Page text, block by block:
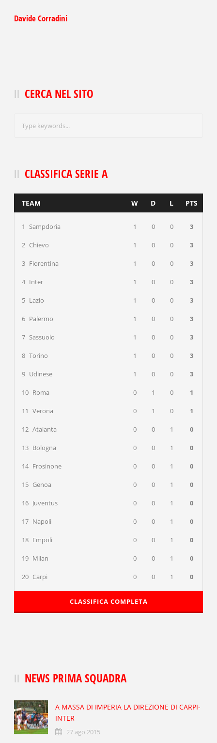
Davide Corradini
CERCA NEL SITO
CLASSIFICA SERIE A
TEAM W D L PTS
1 Sampdoria 1 0 0 3
2 Chievo 1 0 0 3
3 Fiorentina 1 0 0 3
4 Inter 1 0 0 3
5 Lazio 1 0 0 3
6 Palermo 1 0 0 3
7 Sassuolo 1 0 0 3
8 Torino 1 0 0 3
9 Udinese 1 0 0 3
10 Roma 0 1 0 1
11 Verona 0 1 0 1
12 Atalanta 0 0 1 0
13 Bologna 0 0 1 0
14 Frosinone 0 0 1 0
15 Genoa 0 0 1 0
16 Juventus 0 0 1 0
17 Napoli 0 0 1 0
18 Empoli 0 0 1 0
19 Milan 0 0 1 0
20 Carpi 0 0 1 0
CLASSIFICA COMPLETA
NEWS PRIMA SQUADRA
A MASSA DI IMPERIA LA DIREZIONE DI CARPI-
INTER
27 ago 2015